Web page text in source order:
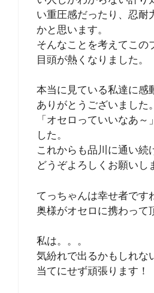
い重圧感だったり、忍耐
かと思います。
そんなことを考えてこの
目頭が熱くなりました。
本当に見ている私達に感
ありがとうございました。
「オセロっていいなあ～
した。
これからも品川に通い続
どうぞよろしくお願いし
てっちゃんは幸せ者です
奥様がオセロに携わって
私は。。。
気紛れで出るかもしれな
当てにせず頑張ります！